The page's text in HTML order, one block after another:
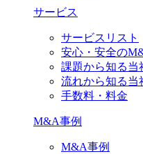
サービス
サービスリスト
安心・安全の
課題から知る当
流れから知る当
手数料・料金
M&A事例
M&A事例